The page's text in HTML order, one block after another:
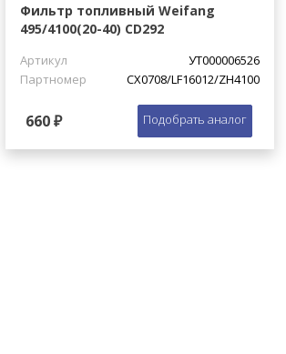
Фильтр топливный Weifang
495/4100(20-40) CD292
Артикул
УТ000006526
Партномер
CX0708/LF16012/ZH4100
660 ₽ Подобрать аналог